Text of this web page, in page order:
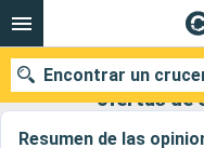
The Ritz-Carlton
ofertas de
Resumen de las
Encontrar un